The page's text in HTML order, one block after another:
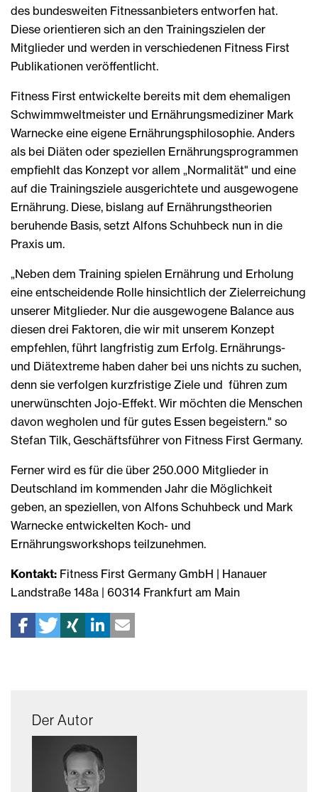
des bundesweiten Fitnessanbieters entworfen hat.
Diese orientieren sich an den Trainingszielen der
Mitglieder und werden in verschiedenen Fitness First
Publikationen veröffentlicht.
Fitness First entwickelte bereits mit dem ehemaligen
Schwimmweltmeister und Ernährungsmediziner Mark
Warnecke eine eigene Ernährungsphilosophie. Anders
als bei Diäten oder speziellen Ernährungsprogrammen
empfiehlt das Konzept vor allem „Normalität" und eine
auf die Trainingsziele ausgerichtete und ausgewogene
Ernährung. Diese, bislang auf Ernährungstheorien
beruhende Basis, setzt Alfons Schuhbeck nun in die
Praxis um.
„Neben dem Training spielen Ernährung und Erholung
eine entscheidende Rolle hinsichtlich der Zielerreichung
unserer Mitglieder. Nur die ausgewogene Balance aus
diesen drei Faktoren, die wir mit unserem Konzept
empfehlen, führt langfristig zum Erfolg. Ernährungs-
und Diätextreme haben daher bei uns nichts zu suchen,
denn sie verfolgen kurzfristige Ziele und führen zum
unerwünschten Jojo-Effekt. Wir möchten die Menschen
davon wegholen und für gutes Essen begeistern." so
Stefan Tilk, Geschäftsführer von Fitness First Germany.
Ferner wird es für die über 250.000 Mitglieder in
Deutschland im kommenden Jahr die Möglichkeit
geben, an speziellen, von Alfons Schuhbeck und Mark
Warnecke entwickelten Koch- und
Ernährungsworkshops teilzunehmen.
Kontakt: Fitness First Germany GmbH | Hanauer
Landstraße 148a | 60314 Frankfurt am Main
Der Autor